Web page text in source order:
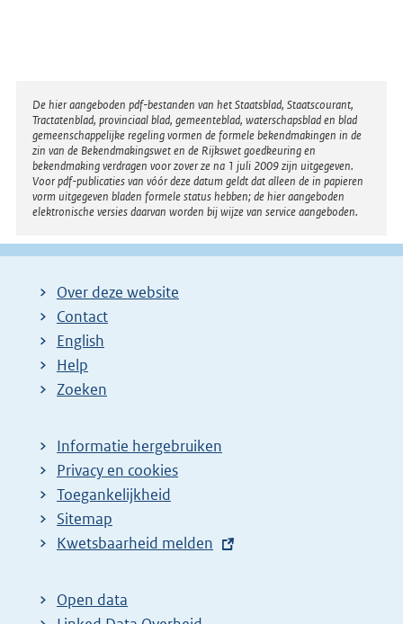
Disclaimer
De hier aangeboden pdf-bestanden van het Staatsblad, Staatscourant,
Tractatenblad, provinciaal blad, gemeenteblad, waterschapsblad en blad
gemeenschappelijke regeling vormen de formele bekendmakingen in de
zin van de Bekendmakingswet en de Rijkswet goedkeuring en
bekendmaking verdragen voor zover ze na 1 juli 2009 zijn uitgegeven.
Voor pdf-publicaties van vóór deze datum geldt dat alleen de in papieren
vorm uitgegeven bladen formele status hebben; de hier aangeboden
elektronische versies daarvan worden bij wijze van service aangeboden.
Over deze website
Contact
English
Help
Zoeken
Informatie hergebruiken
Privacy en cookies
Toegankelijkheid
Sitemap
E
t
e
Kwetsbaarheid melden
Open data